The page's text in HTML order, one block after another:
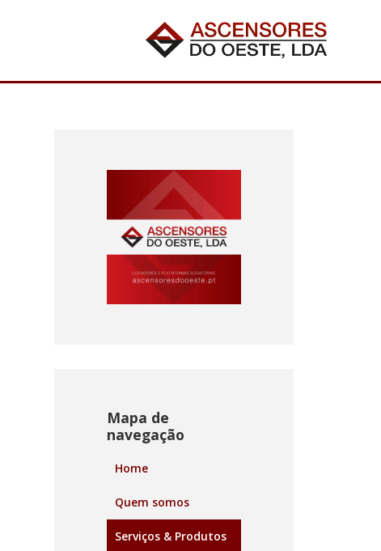
Mapa de
navegação
Home
Quem somos
Serviços & Produtos